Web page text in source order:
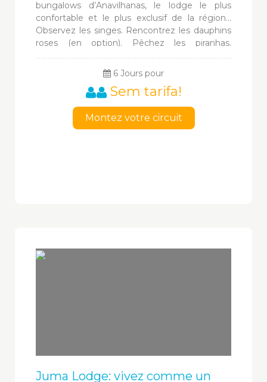
bungalows d’Anavilhanas, le lodge le plus
confortable et le plus exclusif de la région...
Observez les singes. Rencontrez les dauphins
roses (en option). Pêchez les piranhas.
Découvrez les plantes médicinales. Visitez un
village indigène. Observez les caimans la nuit
au fond de la forêt qui résonne d´une
multitudes de sons.
6 Jours pour
Sem tarifa!
Montez votre circuit
Juma Lodge: vivez comme un